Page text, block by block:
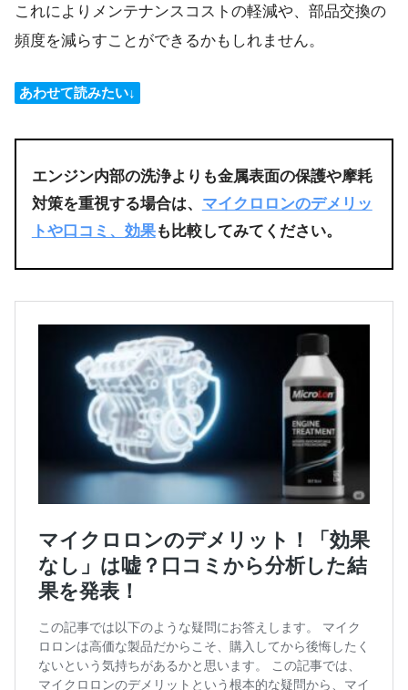
これによりメンテナンスコストの軽減や、部品交換の
頻度を減らすことができるかもしれません。
あわせて読みたい↓
エンジン内部の洗浄よりも金属表面の保護や摩耗
対策を重視する場合は、 マイクロロンのデメリッ
トや口コミ、効果も比較してみてください。